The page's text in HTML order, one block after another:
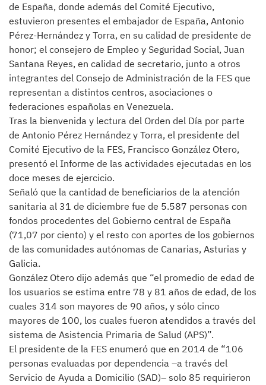
de España, donde además del Comité Ejecutivo,
estuvieron presentes el embajador de España, Antonio
Pérez-Hernández y Torra, en su calidad de presidente de
honor; el consejero de Empleo y Seguridad Social, Juan
Santana Reyes, en calidad de secretario, junto a otros
integrantes del Consejo de Administración de la FES que
representan a distintos centros, asociaciones o
federaciones españolas en Venezuela.
Tras la bienvenida y lectura del Orden del Día por parte
de Antonio Pérez Hernández y Torra, el presidente del
Comité Ejecutivo de la FES, Francisco González Otero,
presentó el Informe de las actividades ejecutadas en los
doce meses de ejercicio.
Señaló que la cantidad de beneficiarios de la atención
sanitaria al 31 de diciembre fue de 5.587 personas con
fondos procedentes del Gobierno central de España
(71,07 por ciento) y el resto con aportes de los gobiernos
de las comunidades autónomas de Canarias, Asturias y
Galicia.
González Otero dijo además que “el promedio de edad de
los usuarios se estima entre 78 y 81 años de edad, de los
cuales 314 son mayores de 90 años, y sólo cinco
mayores de 100, los cuales fueron atendidos a través del
sistema de Asistencia Primaria de Salud (APS)”.
El presidente de la FES enumeró que en 2014 de “106
personas evaluadas por dependencia –a través del
Servicio de Ayuda a Domicilio (SAD)– solo 85 requirieron